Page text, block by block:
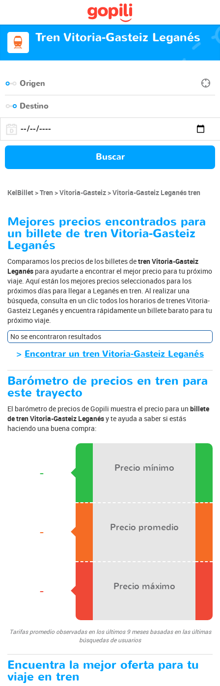
Tren Vitoria-Gasteiz Leganés
Buscar
KelBillet Tren Vitoria-Gasteiz Vitoria-Gasteiz Leganés tren
Mejores precios encontrados para
un billete de tren Vitoria-Gasteiz
Leganés
Comparamos los precios de los billetes detren Vitoria-Gasteiz
Leganés para ayudarte a encontrar el mejor precio para tu próximo
viaje. Aquí están los mejores precios seleccionados para los
próximos días para llegar a Leganés en tren. Al realizar una
búsqueda, consulta en un clic todos los horarios de trenes Vitoria-
Gasteiz Leganés y encuentra rápidamente un billete barato para tu
próximo viaje.
No se encontraron resultados
> Encontrar un tren Vitoria-Gasteiz Leganés
Barómetro de precios en tren para
este trayecto
El barómetro de precios de Gopili muestra el precio para un billete
de tren Vitoria-Gasteiz Leganésy te ayuda a saber si estás
haciendo una buena compra:
-
-
-
Precio mínimo
Precio promedio
Precio máximo
Tarifas promedio observadas en los últimos 9 meses basadas en las últimas
búsquedas de usuarios
Encuentra la mejor oferta para tu
viaje en tren